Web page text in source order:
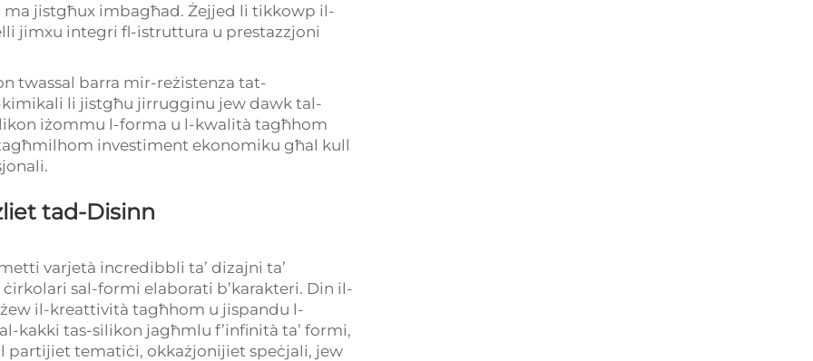
jistgħux imbagħad. Żejjed li tikkowp il-
jimxu integri fl-istruttura u prestazzjoni
twassal barra mir-reżistenza tat-
li jistgħu jirrugginu jew dawk tal-
iżommu l-forma u l-kwalità tagħhom
investiment ekonomiku għal kull
tad-Disinn
varjetà incredibbli ta’ dizajni ta’
sal-formi elaborati b’karakteri. Din il-
il-kreattività tagħhom u jispandu l-
kakki tas-silikon jagħmlu f’infinità ta’ formi,
tematiċi, okkażjonijiet speċjali, jew